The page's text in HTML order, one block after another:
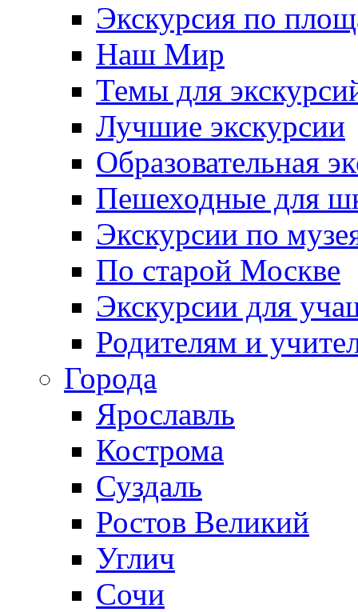
Экскурсия по
Наш Мир
Темы для
Лучшие экскурсии
Образовательная
Пешеходные для
Экскурсии по
По старой Москве
Экскурсии для
Родителям и
Города
Ярославль
Кострома
Суздаль
Ростов Великий
Углич
Сочи